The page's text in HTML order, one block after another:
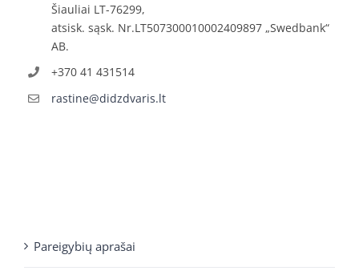
Šiauliai LT-76299,
atsisk. sąsk. Nr.LT507300010002409897 „Swedbank“
AB.
+370 41 431514
rastine@didzdvaris.lt
Pareigybių aprašai